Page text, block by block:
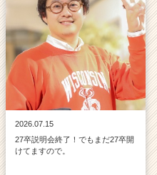
2026.07.15
27卒説明会終了！でもまだ27卒開
けてますので。